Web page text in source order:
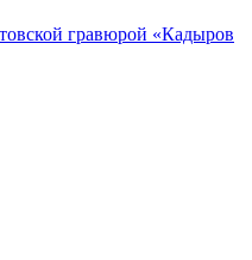
гравюрой «Кадыров